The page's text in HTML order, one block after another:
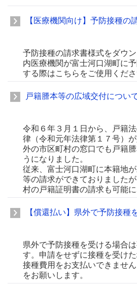
【医療機関向け】予防接種の
予防接種の請求書様式をダウ
内医療機関が富士河口湖町に
する際はこちらをご使用くださ
戸籍謄本等の広域交付につい
令和６年３月１日から、戸籍
律（令和元年法律第１７号）
外の市区町村の窓口でも戸籍
うになりました。
従来、富士河口湖町に本籍地
等の請求ができておりました
村の戸籍証明書の請求も可能に
【償還払い】県外で予防接種
県外で予防接種を受ける場合
す。申請をせずに接種を受け
接種費用をお支払いできませ
をお願いします。